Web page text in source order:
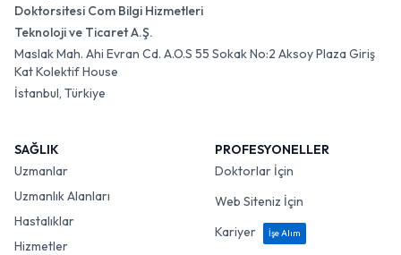
Doktorsitesi Com Bilgi Hizmetleri
Teknoloji ve Ticaret A.Ş.
Maslak Mah. Ahi Evran Cd. A.O.S 55 Sokak No:2 Aksoy Plaza Giriş
Kat Kolektif House
İstanbul, Türkiye
SAĞLIK
Uzmanlar
Uzmanlık Alanları
Hastalıklar
Hizmetler
PROFESYONELLER
Doktorlar İçin
Web Siteniz İçin
Kariyer
İşe Alım